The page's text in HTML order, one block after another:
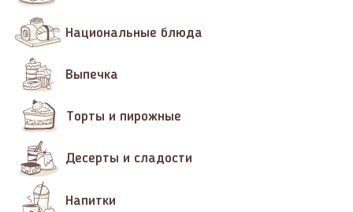
Национальные блюда
Выпечка
Торты и пирожные
Десерты и сладости
Напитки